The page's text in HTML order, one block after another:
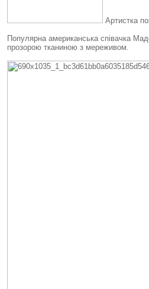
Артистка
Популярна американська співачка
прозорою тканиною з мереживом.